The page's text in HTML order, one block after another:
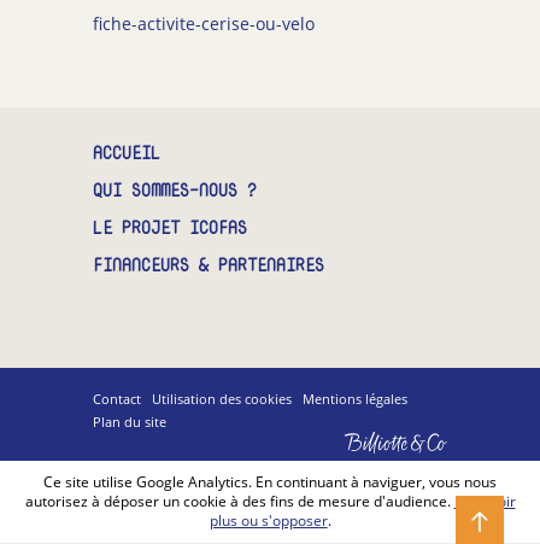
CONTACT
fiche-activite-cerise-ou-velo
ACCUEIL
QUI SOMMES-NOUS ?
LE PROJET ICOFAS
FINANCEURS & PARTENAIRES
Contact Utilisation des cookies
Mentions légales
Plan du site
Billiotte
&
Co
Ce site utilise Google Analytics. En continuant à naviguer, vous nous
autorisez à déposer un cookie à des fins de mesure d'audience. En savoir
plus ou s'opposer.